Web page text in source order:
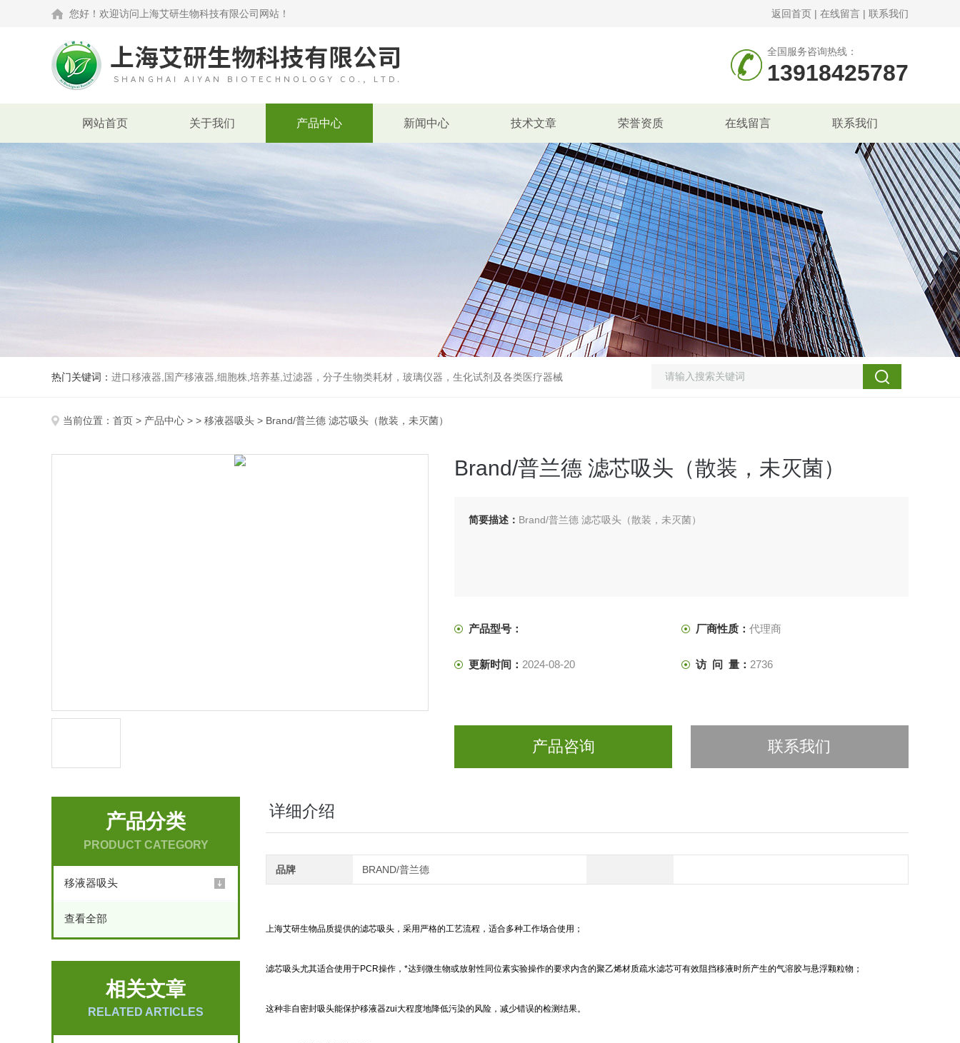
您好！欢迎访问上海艾研生物科技有限公司网站！ 返回首页 | 在线留言 | 联系我们
全国服务咨询热线：
13918425787
网站首页 关于我们 产品中心 新闻中心 技术文章 荣誉资质 在线留言 联系我们
热门关键词： 进口移液器,国产移液器,细胞株,培养基,过滤器，分子生物类耗材，玻璃仪器，生化试剂及各类医疗器械
当前位置： 首页 > 产品中心 > > 移液器吸头 > Brand/普兰德 滤芯吸头（散装，未灭菌）
Brand/普兰德 滤芯吸头（散装，未灭菌）
简要描述： Brand/普兰德 滤芯吸头（散装，未灭菌）
产品型号： 厂商性质： 代理商
更新时间： 2024-08-20 访 问 量： 2736
产品咨询 联系我们
产品分类
PRODUCT CATEGORY
移液器吸头
查看全部
相关文章
RELATED ARTICLES
详细介绍
品牌 BRAND/普兰德
上海艾研生物品质提供的滤芯吸头，采用严格的工艺流程，适合多种工作场合使用；
滤芯吸头尤其适合使用于PCR操作，*达到微生物或放射性同位素实验操作的要求内含的聚乙烯材质疏水滤芯可有效阻挡移液时所产生的气溶胶与悬浮颗粒物；
这种非自密封吸头能保护移液器zui大程度地降低污染的风险，减少错误的检测结果。